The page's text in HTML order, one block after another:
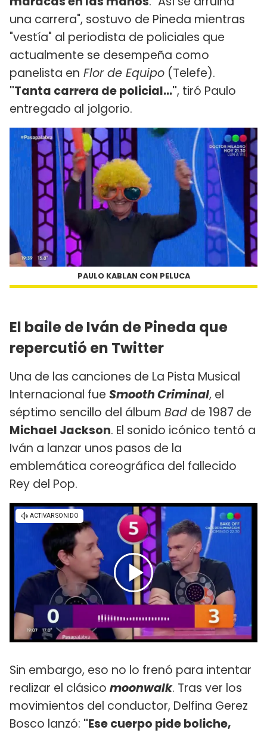
una carrera", sostuvo de Pineda mientras
"vestía" al periodista de policiales que
actualmente se desempeña como
panelista en Flor de Equipo (Telefe).
"Tanta carrera de policial...", tiró Paulo
entregado al jolgorio.
PAULO KABLAN CON PELUCA
El baile de Iván de Pineda que
repercutió en Twitter
Una de las canciones de La Pista Musical
Internacional fue Smooth Criminal, el
séptimo sencillo del álbum Bad de 1987 de
Michael Jackson. El sonido icónico tentó a
Iván a lanzar unos pasos de la
emblemática coreográfica del fallecido
Rey del Pop.
Sin embargo, eso no lo frenó para intentar
realizar el clásico moonwalk. Tras ver los
movimientos del conductor, Delfina Gerez
Bosco lanzó: "Ese cuerpo pide boliche,